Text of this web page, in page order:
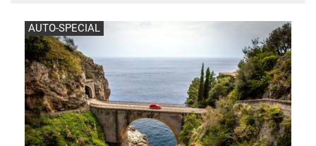
AUTO-SPECIAL